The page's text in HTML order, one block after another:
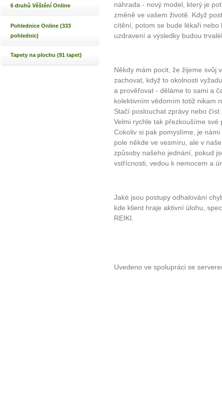
6 druhů Věštění Online
Pohlednice Online (333
pohlednic)
Tapety na plochu (91 tapet)
náhrada - nový model, který je
změně ve vašem životě. Když
cítění, potom se bude lékaři
uzdravení a výsledky budou
Někdy mám pocit, že žijeme svůj
zachovat, když to okolnosti
a prověřovat - děláme to sami a
kolektivním vědomím totiž nikam
Stačí poslouchat zprávy nebo
Velmi rychle tak přezkoušíme
Cokoliv si pak pomyslíme, je
pole někde ve vesmíru, ale v
způsoby našeho jednání, pokud
vstřícnosti, vedou k nemocem a
Jaké jsou postupy odhalování
kde klient hraje aktivní úlohu,
REIKI.
Uvedeno ve spolupráci se